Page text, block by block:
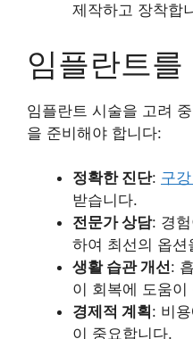
제작하고 장착합
임플란트를
임플란트 시술을 고려
을 준비해야 합니다:
정확한 진단: 구
받습니다.
전문가 상담: 경
하여 최선의 옵션
생활 습관 개선:
이 회복에 도움이
경제적 계획 : 비
이 중요합니다.